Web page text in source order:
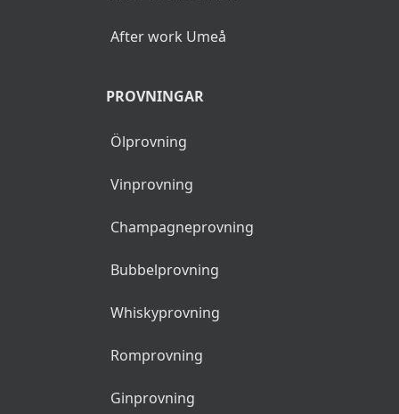
After work Umeå
PROVNINGAR
Ölprovning
Vinprovning
Champagneprovning
Bubbelprovning
Whiskyprovning
Romprovning
Ginprovning